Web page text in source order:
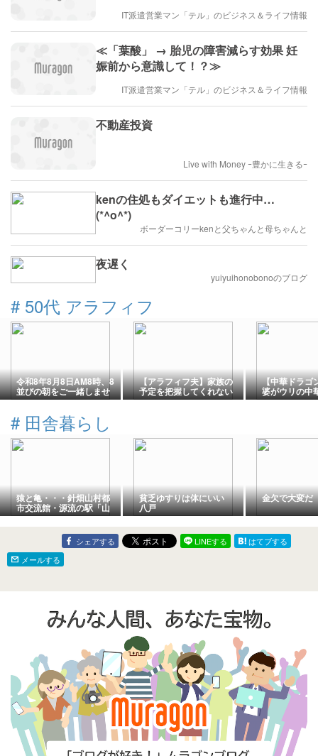
IT派遣営業マン「テル」のビジネス＆ライフ情報
≪「葉酸」 → 胎児の障害減らす効果 妊
娠前から意識して！？≫
IT派遣営業マン「テル」のビジネス＆ライフ情報
不動産投資
Live with Money ｰ豊かに生きるｰ
kenの住処もダイエットも進行中…
(*^o^*)
ボーダーコリーkenと父ちゃんと母ちゃんと
夜遅く
yuiyuihonobonoのブログ
# 50代 アラフィフ
令和8年8月8日AM8時、8
並びの朝をご一緒しませ
んか？
【アラフィフ夫】家族の
予定を把握してくれない
【中華ドラゴ
婆がウリの中
郎系を喰らう
# 田舎暮らし
猿と亀・・・針畑山村都
市交流館・源流の駅「山
帰来」
貧乏ゆすりは体にいい
八戸
金欠で大変
シェアする LINEする
はてブする
メールする